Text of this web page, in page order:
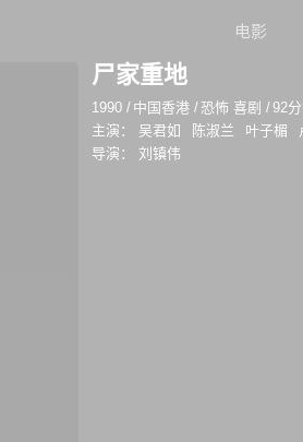
电影
尸家重地
1990 / 中国香港 /恐怖 喜剧 /92
主演：
吴君如 陈淑兰 叶子楣
导演：
刘镇伟